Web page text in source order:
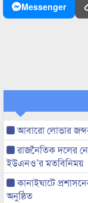
Messenger
আবারো লোভার
রাজনৈতিক দলের
ইউএনও’র মতবিনিময়
কানাইঘাটে
অনুষ্ঠিত